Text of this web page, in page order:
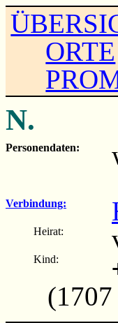
ORTE
N.
Personendaten:
Verbindung:
Heirat:
Kind: